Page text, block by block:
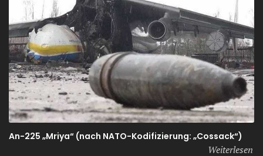
An-225 „Mriya“ (nach NATO-Kodifizierung: „Cossack“)
Weiterlesen